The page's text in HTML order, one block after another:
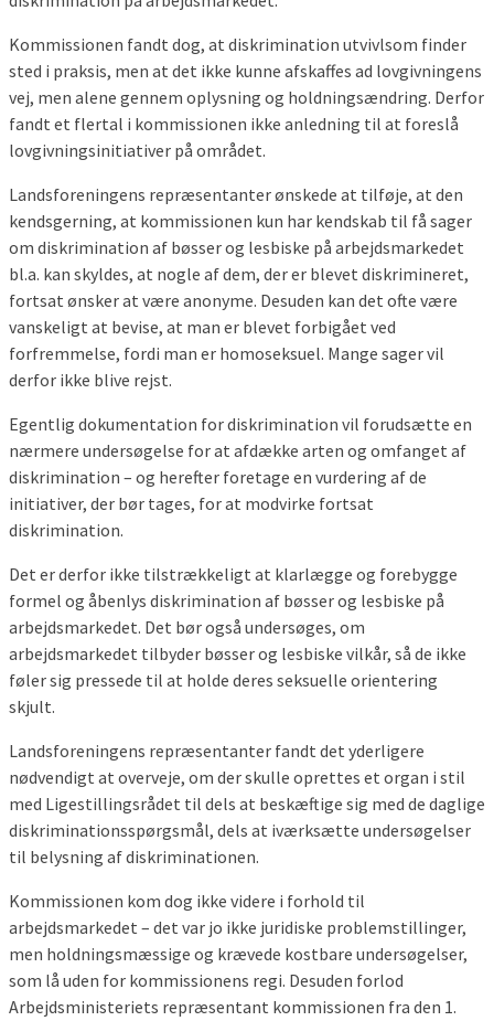
Kommissionen fandt dog, at diskrimination utvivlsom finder
sted i praksis, men at det ikke kunne afskaffes ad lovgivningens
vej, men alene gennem oplysning og holdningsændring. Derfor
fandt et flertal i kommissionen ikke anledning til at foreslå
lovgivningsinitiativer på området.
Landsforeningens repræsentanter ønskede at tilføje, at den
kendsgerning, at kommissionen kun har kendskab til få sager
om diskrimination af bøsser og lesbiske på arbejdsmarkedet
bl.a. kan skyldes, at nogle af dem, der er blevet diskrimineret,
fortsat ønsker at være anonyme. Desuden kan det ofte være
vanskeligt at bevise, at man er blevet forbigået ved
forfremmelse, fordi man er homoseksuel. Mange sager vil
derfor ikke blive rejst.
Egentlig dokumentation for diskrimination vil forudsætte en
nærmere undersøgelse for at afdække arten og omfanget af
diskrimination – og herefter foretage en vurdering af de
initiativer, der bør tages, for at modvirke fortsat
diskrimination.
Det er derfor ikke tilstrækkeligt at klarlægge og forebygge
formel og åbenlys diskrimination af bøsser og lesbiske på
arbejdsmarkedet. Det bør også undersøges, om
arbejdsmarkedet tilbyder bøsser og lesbiske vilkår, så de ikke
føler sig pressede til at holde deres seksuelle orientering
skjult.
Landsforeningens repræsentanter fandt det yderligere
nødvendigt at overveje, om der skulle oprettes et organ i stil
med Ligestillingsrådet til dels at beskæftige sig med de daglige
diskriminationsspørgsmål, dels at iværksætte undersøgelser
til belysning af diskriminationen.
Kommissionen kom dog ikke videre i forhold til
arbejdsmarkedet – det var jo ikke juridiske problemstillinger,
men holdningsmæssige og krævede kostbare undersøgelser,
som lå uden for kommissionens regi. Desuden forlod
Arbejdsministeriets repræsentant kommissionen fra den 1.